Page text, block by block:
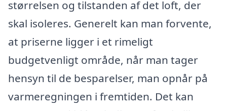
størrelsen og tilstanden af det loft, der
skal isoleres. Generelt kan man forvente,
at priserne ligger i et rimeligt
budgetvenligt område, når man tager
hensyn til de besparelser, man opnår på
varmeregningen i fremtiden. Det kan